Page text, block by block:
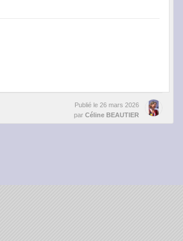
Publié le 26 mars 2026
par Céline BEAUTIER